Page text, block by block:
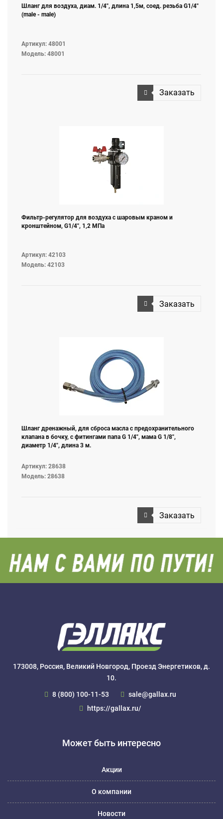
Шланг для воздуха, диам. 1/4", длина 1,5м, соед. резьба G1/4"
(male - male)
Артикул: 48001
Модель: 48001
Заказать
Фильтр-регулятор для воздуха с шаровым краном и
кронштейном, G1/4", 1,2 МПа
Артикул: 42103
Модель: 42103
Заказать
Шланг дренажный, для сброса масла c предохранительного
клапана в бочку, с фитингами папа G 1/4", мама G 1/8",
диаметр 1/4", длина 3 м.
Артикул: 28638
Модель: 28638
Заказать
173008, Россия, Великий Новгород, Проезд Энергетиков, д.
10.
8 (800) 100-11-53
sale@gallax.ru
https://gallax.ru/
Может быть интересно
Акции
О компании
Новости